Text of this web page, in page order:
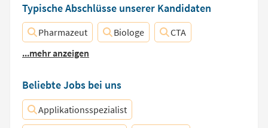
Typische Abschlüsse unserer Kandidaten
Pharmazeut Biologe
CTA
...mehr anzeigen
Beliebte Jobs bei uns
Applikationsspezialist